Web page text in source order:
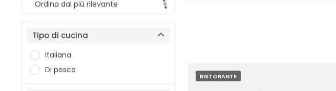
Tipo di cucina
Italiana
Di pesce
RISTORANTE